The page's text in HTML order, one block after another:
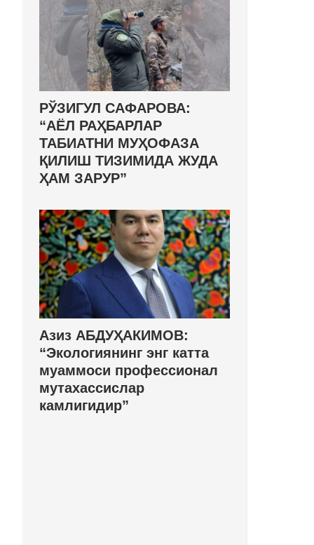
РЎЗИГУЛ САФАРОВА:
“АЁЛ РАҲБАРЛАР
ТАБИАТНИ МУҲОФАЗА
ҚИЛИШ ТИЗИМИДА ЖУДА
ҲАМ ЗАРУР”
Азиз АБДУҲАКИМОВ:
“Экологиянинг энг катта
муаммоси профессионал
мутахассислар
камлигидир”